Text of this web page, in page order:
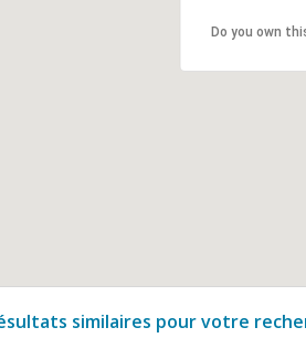
Do you own
similaires pour votre